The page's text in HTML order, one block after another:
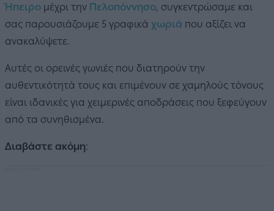
Ήπειρο μέχρι την Πελοπόννησο, συγκεντρώσαμε και
σας παρουσιάζουμε 5 γραφικά χωριά που αξίζει να
ανακαλύψετε.
Αυτές οι ορεινές γωνιές που διατηρούν την
αυθεντικότητά τους και επιμένουν σε χαμηλούς τόνους
είναι ιδανικές για χειμερινές αποδράσεις που ξεφεύγουν
από τα συνηθισμένα.
Διαβάστε ακόμη: